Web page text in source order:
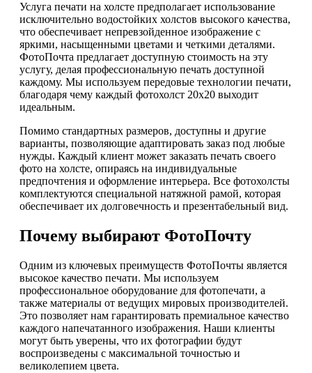
Услуга печати на холсте предполагает использование
исключительно водостойких холстов высокого качества,
что обеспечивает непревзойденное изображение с
яркими, насыщенными цветами и четкими деталями.
ФотоПочта предлагает доступную стоимость на эту
услугу, делая профессиональную печать доступной
каждому. Мы используем передовые технологии печати,
благодаря чему каждый фотохолст 20х20 выходит
идеальным.
Помимо стандартных размеров, доступны и другие
варианты, позволяющие адаптировать заказ под любые
нужды. Каждый клиент может заказать печать своего
фото на холсте, опираясь на индивидуальные
предпочтения и оформление интерьера. Все фотохолсты
комплектуются специальной натяжной рамой, которая
обеспечивает их долговечность и презентабельный вид.
Почему выбирают ФотоПочту
Одним из ключевых преимуществ ФотоПочты является
высокое качество печати. Мы используем
профессиональное оборудование для фотопечати, а
также материалы от ведущих мировых производителей.
Это позволяет нам гарантировать премиальное качество
каждого напечатанного изображения. Наши клиенты
могут быть уверены, что их фотографии будут
воспроизведены с максимальной точностью и
великолепием цвета.